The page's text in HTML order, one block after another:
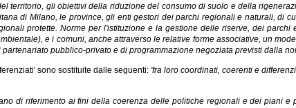
territorio, gli obiettivi della riduzione del consumo di suolo e della
di Milano, le province, gli enti gestori dei parchi regionali e naturali, di
protette. Norme per l'istituzione e la gestione delle riserve, dei parchi
e i comuni, anche attraverso le relative forme associative, un
pubblico-privato e di programmazione negoziata previsti dalla
sono sostituite dalle seguenti:'fra loro coordinati, coerenti e
di riferimento ai fini della coerenza delle politiche regionali e dei piani e